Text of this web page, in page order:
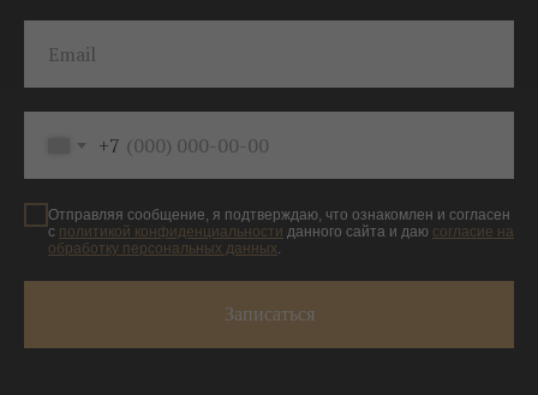
Email
+7
Отправляя сообщение, я подтверждаю, что ознакомлен и согласен
с политикой конфиденциальности данного сайта и даю согласие на
обработку персональных данных.
Записаться